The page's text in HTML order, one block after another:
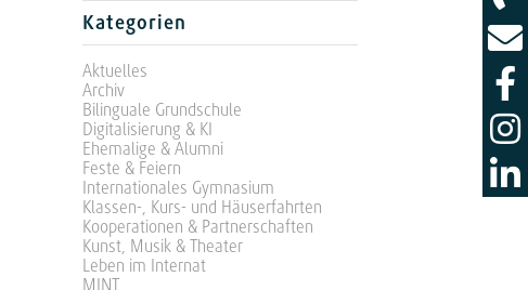
Kategorien
Aktuelles
Archiv
Bilinguale Grundschule
Digitalisierung & KI
Ehemalige & Alumni
Feste & Feiern
Internationales Gymnasium
Klassen-, Kurs- und Häuserfahrten
Kooperationen & Partnerschaften
Kunst, Musik & Theater
Leben im Internat
MINT